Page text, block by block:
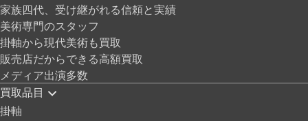
家族四代、受け継がれる信頼と実績
美術専門のスタッフ
掛軸から現代美術も買取
販売店だからできる高額買取
メディア出演多数
買取品目
掛軸